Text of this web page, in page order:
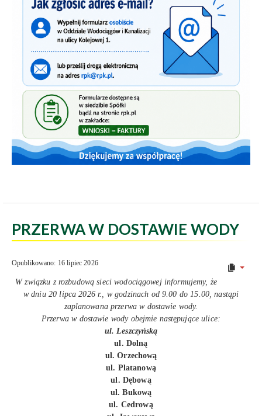
PRZERWA W DOSTAWIE WODY
Opublikowano: 16 lipiec 2026
W związku z rozbudową sieci wodociągowej informujemy, że
w dniu 20 lipca 2026 r., w godzinach od 9.00 do 15.00, nastąpi
zaplanowana przerwa w dostawie wody.
Przerwa w dostawie wody obejmie następujące ulice:
ul. Leszczyńską
ul. Dolną
ul. Orzechową
ul. Platanową
ul. Dębową
ul. Bukową
ul. Cedrową